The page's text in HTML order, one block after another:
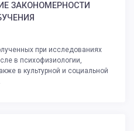
ЗАКОНОМЕРНОСТИ
при исследованиях
в психофизиологии,
в культурной и социальной